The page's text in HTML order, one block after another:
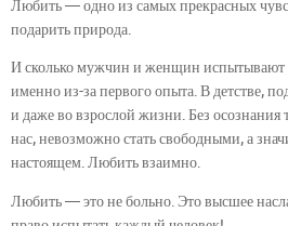
Любить — одно из самых прекрасных
подарить природа.
И сколько мужчин и женщин
именно из-за первого опыта. В детстве,
и даже во взрослой жизни. Без осознания
нас, невозможно стать свободными, а
настоящем. Любить взаимно.
Любить — это не больно. Это высшее